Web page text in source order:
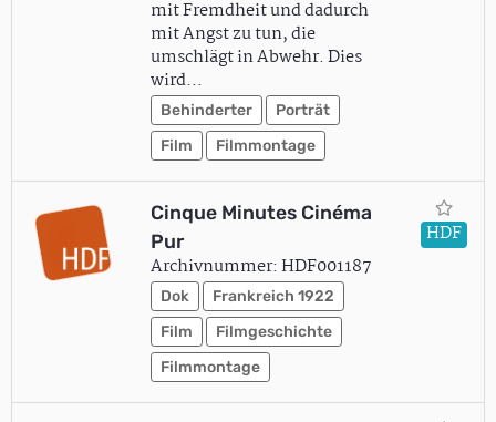
mit Fremdheit und dadurch
mit Angst zu tun, die
umschlägt in Abwehr. Dies
wird…
Behinderter
Porträt
Film
Filmmontage
Cinque Minutes Cinéma
Pur
Archivnummer: HDF001187
Dok
Frankreich 1922
Film
Filmgeschichte
Filmmontage
HDF